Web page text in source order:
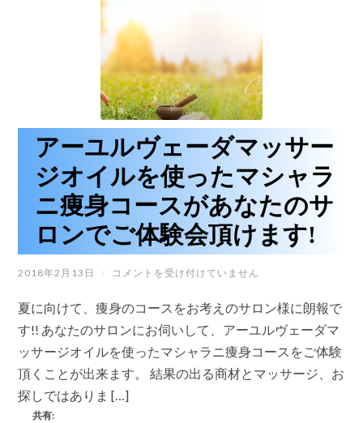
日
(月)
広
島
で
開
催
さ
れ
ま
す!!
は
アーユルヴェーダマッサー
ジオイルを使ったマシャラ
ニ痩身コースがあなたのサ
ロンでご体験会頂けます!
2018年2月13日 /
ア
ユ
ル
ヴ
ー
ダ
マ
ッ
コメントを受け付けていません
夏に向けて、痩身のコースをお考えのサロン様に朗報で
す!! あなたのサロンにお伺いして、アーユルヴェーダマ
ッサージオイルを使ったマシャラニ痩身コースをご体験
頂くことが出来ます。 結果の出る商材とマッサージ、お
探しではありま […]
共有: